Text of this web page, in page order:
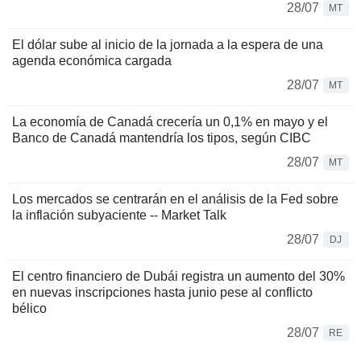
28/07
MT
El dólar sube al inicio de la jornada a la espera de una
agenda económica cargada
28/07
MT
La economía de Canadá crecería un 0,1% en mayo y el
Banco de Canadá mantendría los tipos, según CIBC
28/07
MT
Los mercados se centrarán en el análisis de la Fed sobre
la inflación subyaciente -- Market Talk
28/07
DJ
El centro financiero de Dubái registra un aumento del 30%
en nuevas inscripciones hasta junio pese al conflicto
bélico
28/07
RE